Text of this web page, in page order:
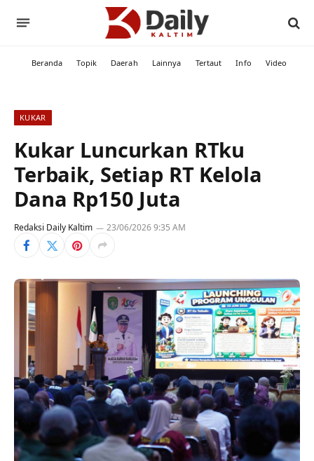
Beranda Topik Daerah Lainnya Tertaut Info Video
KUKAR
Kukar Luncurkan RTku
Terbaik, Setiap RT Kelola
Dana Rp150 Juta
Redaksi Daily Kaltim 23/06/2026 9:35 AM